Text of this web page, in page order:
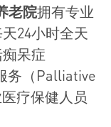
老院拥有专业
24小时全天
呆症
务（Palliative
疗保健人员